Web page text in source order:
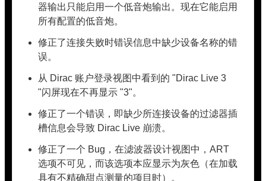
器输出只能启用一个低音炮输出。现在它能启用
所有配置的低音炮。
修正了连接失败时错误信息中缺少设备名称的错
误。
从 Dirac 账户登录视图中看到的 "Dirac Live 3
"闪屏现在不再显示 "3"。
修正了一个错误，即缺少所连接设备的过滤器插
槽信息会导致 Dirac Live 崩溃。
修正了一个 Bug，在滤波器设计视图中，ART
选项不可见，而该选项本应显示为灰色（在加载
具有不精确甜点测量的项目时）。